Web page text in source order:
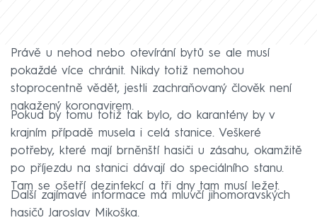
Právě u nehod nebo otevírání bytů se ale musí
pokaždé více chránit. Nikdy totiž nemohou
stoprocentně vědět, jestli zachraňovaný člověk není
nakažený koronavirem.
Pokud by tomu totiž tak bylo, do karantény by v
krajním případě musela i celá stanice. Veškeré
potřeby, které mají brněnští hasiči u zásahu, okamžitě
po příjezdu na stanici dávají do speciálního stanu.
Tam se ošetří dezinfekcí a tři dny tam musí ležet.
Další zajímavé informace má mluvčí jihomoravských
hasičů Jaroslav Mikoška.